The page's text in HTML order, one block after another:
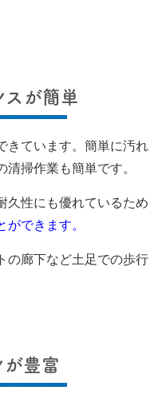
が簡単
きています。簡単に汚れ
掃作業も簡単です。
久性にも優れているため
ができます。
の廊下など土足での歩行
豊富